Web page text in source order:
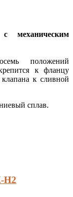
механическим
положений
к фланцу
к сливной
сплав.
Н2